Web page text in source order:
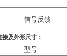
信号反馈
接及外形尺寸：
型号